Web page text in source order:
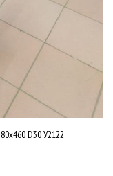
D30 У2122